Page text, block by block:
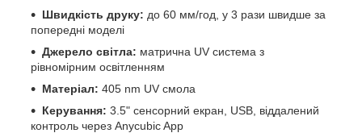
Швидкість друку: до 60 мм/год, у 3 рази швидше за
попередні моделі
Джерело світла: матрична UV система з
рівномірним освітленням
Матеріал: 405 nm UV смола
Керування: 3.5" сенсорний екран, USB, віддалений
контроль через Anycubic App